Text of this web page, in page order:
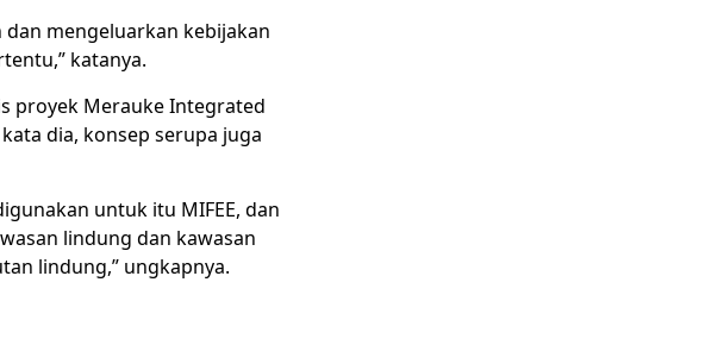
dan mengeluarkan kebijakan
katanya.
proyek Merauke Integrated
dia, konsep serupa juga
untuk itu MIFEE, dan
lindung dan kawasan
lindung,” ungkapnya.